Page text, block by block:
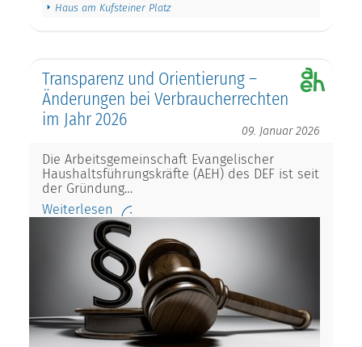
Haus am Kufsteiner Platz
Transparenz und Orientierung –
Änderungen bei Verbraucherrechten
im Jahr 2026
09. Januar 2026
Die Arbeitsgemeinschaft Evangelischer
Haushaltsführungskräfte (AEH) des DEF ist seit
der Gründung…
Weiterlesen